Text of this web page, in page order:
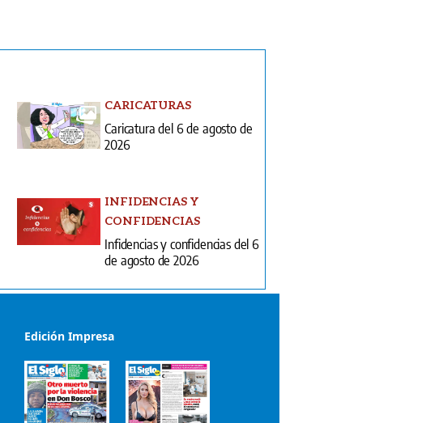
CARICATURAS
Caricatura del 6 de agosto de
2026
INFIDENCIAS Y
CONFIDENCIAS
Infidencias y confidencias del 6
de agosto de 2026
Edición Impresa